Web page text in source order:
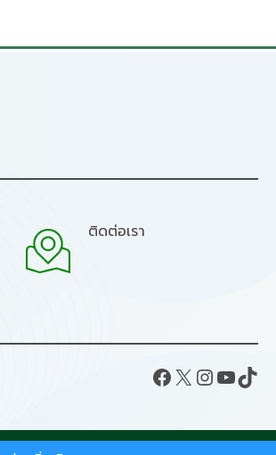
ติดต่อเรา
Facebook X InstagramYouTube TikTok